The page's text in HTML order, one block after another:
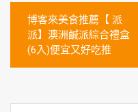
文
章
導
博客來美食推薦【 派
派】澳洲鹹派綜合禮盒
(6入)便宜又好吃推